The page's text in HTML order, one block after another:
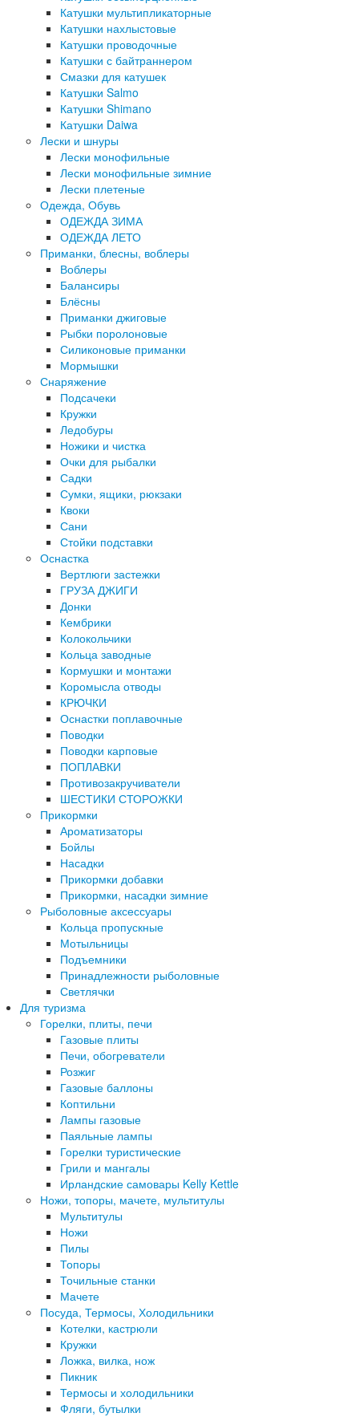
Катушки мультипликаторные
Катушки нахлыстовые
Катушки проводочные
Катушки с байтраннером
Смазки для катушек
Катушки Salmo
Катушки Shimano
Катушки Daiwa
Лески и шнуры
Лески монофильные
Лески монофильные зимние
Лески плетеные
Одежда, Обувь
ОДЕЖДА ЗИМА
ОДЕЖДА ЛЕТО
Приманки, блесны, воблеры
Воблеры
Балансиры
Блёсны
Приманки джиговые
Рыбки поролоновые
Силиконовые приманки
Мормышки
Снаряжение
Подсачеки
Кружки
Ледобуры
Ножики и чистка
Очки для рыбалки
Садки
Сумки, ящики, рюкзаки
Квоки
Сани
Стойки подставки
Оснастка
Вертлюги застежки
ГРУЗА ДЖИГИ
Донки
Кембрики
Колокольчики
Кольца заводные
Кормушки и монтажи
Коромысла отводы
КРЮЧКИ
Оснастки поплавочные
Поводки
Поводки карповые
ПОПЛАВКИ
Противозакручиватели
ШЕСТИКИ СТОРОЖКИ
Прикормки
Ароматизаторы
Бойлы
Насадки
Прикормки добавки
Прикормки, насадки зимние
Рыболовные аксессуары
Кольца пропускные
Мотыльницы
Подъемники
Принадлежности рыболовные
Светлячки
Для туризма
Горелки, плиты, печи
Газовые плиты
Печи, обогреватели
Розжиг
Газовые баллоны
Коптильни
Лампы газовые
Паяльные лампы
Горелки туристические
Грили и мангалы
Ирландские самовары Kelly Kettle
Ножи, топоры, мачете, мультитулы
Мультитулы
Ножи
Пилы
Топоры
Точильные станки
Мачете
Посуда, Термосы, Холодильники
Котелки, кастрюли
Кружки
Ложка, вилка, нож
Пикник
Термосы и холодильники
Фляги, бутылки